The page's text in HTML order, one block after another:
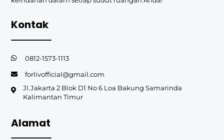
Kontak
0812-1573-1113
forlivofficial@gmail.com
Jl.Jakarta 2 Blok D1 No 6 Loa Bakung Samarinda
Kalimantan Timur
Alamat